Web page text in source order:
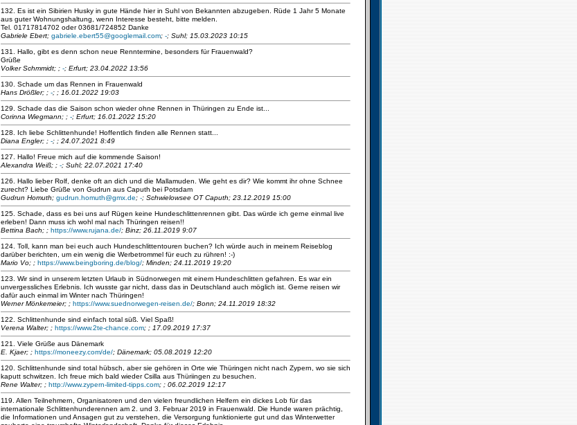
132. Es ist ein Sibirien Husky in gute Hände hier in Suhl von Bekannten abzugeben. Rüde 1 Jahr 5 Monate
aus guter Wohnungshaltung, wenn Interesse besteht, bitte melden.
Tel. 01717814702 oder 03681/724852 Danke
Gabriele Ebert; gabriele.ebert55@googlemail.com; -; Suhl; 15.03.2023 10:15
131. Hallo, gibt es denn schon neue Renntermine, besonders für Frauenwald?
Grüße
Volker Schmmidt; ; -; Erfurt; 23.04.2022 13:56
130. Schade um das Rennen in Frauenwald
Hans Drößler; ; -; ; 16.01.2022 19:03
129. Schade das die Saison schon wieder ohne Rennen in Thüringen zu Ende ist...
Corinna Wiegmann; ; -; Erfurt; 16.01.2022 15:20
128. Ich liebe Schlittenhunde! Hoffentlich finden alle Rennen statt...
Diana Engler; ; -; ; 24.07.2021 8:49
127. Hallo! Freue mich auf die kommende Saison!
Alexandra Weiß; ; -; Suhl; 22.07.2021 17:40
126. Hallo lieber Rolf, denke oft an dich und die Mallamuden. Wie geht es dir? Wie kommt ihr ohne Schnee
zurecht? Liebe Grüße von Gudrun aus Caputh bei Potsdam
Gudrun Homuth; gudrun.homuth@gmx.de; -; Schwielowsee OT Caputh; 23.12.2019 15:00
125. Schade, dass es bei uns auf Rügen keine Hundeschlittenrennen gibt. Das würde ich gerne einmal live
erleben! Dann muss ich wohl mal nach Thüringen reisen!!
Bettina Bach; ; https://www.rujana.de/; Binz; 26.11.2019 9:07
124. Toll, kann man bei euch auch Hundeschlittentouren buchen? Ich würde auch in meinem Reiseblog
darüber berichten, um ein wenig die Werbetrommel für euch zu rühren! :-)
Mario Vo; ; https://www.beingboring.de/blog/; Minden; 24.11.2019 19:20
123. Wir sind in unserem letzten Urlaub in Südnorwegen mit einem Hundeschlitten gefahren. Es war ein
unvergessliches Erlebnis. Ich wusste gar nicht, dass das in Deutschland auch möglich ist. Gerne reisen wir
dafür auch einmal im Winter nach Thüringen!
Werner Mönkemeier; ; https://www.suednorwegen-reisen.de/; Bonn; 24.11.2019 18:32
122. Schlittenhunde sind einfach total süß. Viel Spaß!
Verena Walter; ; https://www.2te-chance.com; ; 17.09.2019 17:37
121. Viele Grüße aus Dänemark
E. Kjaer; ; https://moneezy.com/de/; Dänemark; 05.08.2019 12:20
120. Schlittenhunde sind total hübsch, aber sie gehören in Orte wie Thüringen nicht nach Zypern, wo sie sich
kaputt schwitzen. Ich freue mich bald wieder Csilla aus Thüriingen zu besuchen.
Rene Walter; ; http://www.zypern-limited-tipps.com; ; 06.02.2019 12:17
119. Allen Teilnehmern, Organisatoren und den vielen freundlichen Helfern ein dickes Lob für das
internationale Schlittenhunderennen am 2. und 3. Februar 2019 in Frauenwald. Die Hunde waren prächtig,
die Informationen und Ansagen gut zu verstehen, die Versorgung funktionierte gut und das Winterwetter